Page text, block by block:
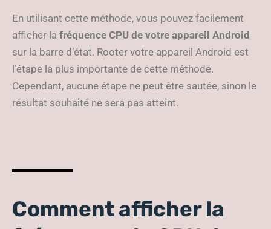
En utilisant cette méthode, vous pouvez facilement
afficher la fréquence CPU de votre appareil Android
sur la barre d’état. Rooter votre appareil Android est
l’étape la plus importante de cette méthode.
Cependant, aucune étape ne peut être sautée, sinon le
résultat souhaité ne sera pas atteint.
Comment afficher la